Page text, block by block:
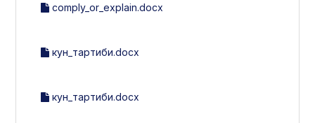
comply_or_explain.docx
кун_тартиби.docx
кун_тартиби.docx